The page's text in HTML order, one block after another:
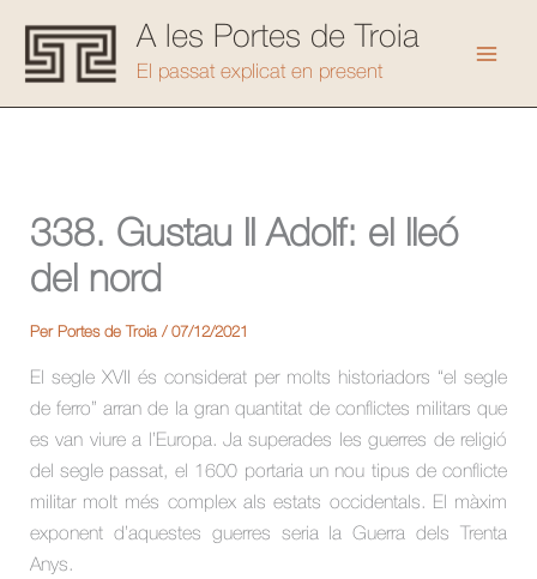
contingut
A les Portes de Troia
El passat explicat en present
338. Gustau II Adolf: el lleó
del nord
Per Portes de Troia / 07/12/2021
El segle XVII és considerat per molts historiadors “el segle
de ferro” arran de la gran quantitat de conflictes militars que
es van viure a l’Europa. Ja superades les guerres de religió
del segle passat, el 1600 portaria un nou tipus de conflicte
militar molt més complex als estats occidentals. El màxim
exponent d’aquestes guerres seria la Guerra dels Trenta
Anys.